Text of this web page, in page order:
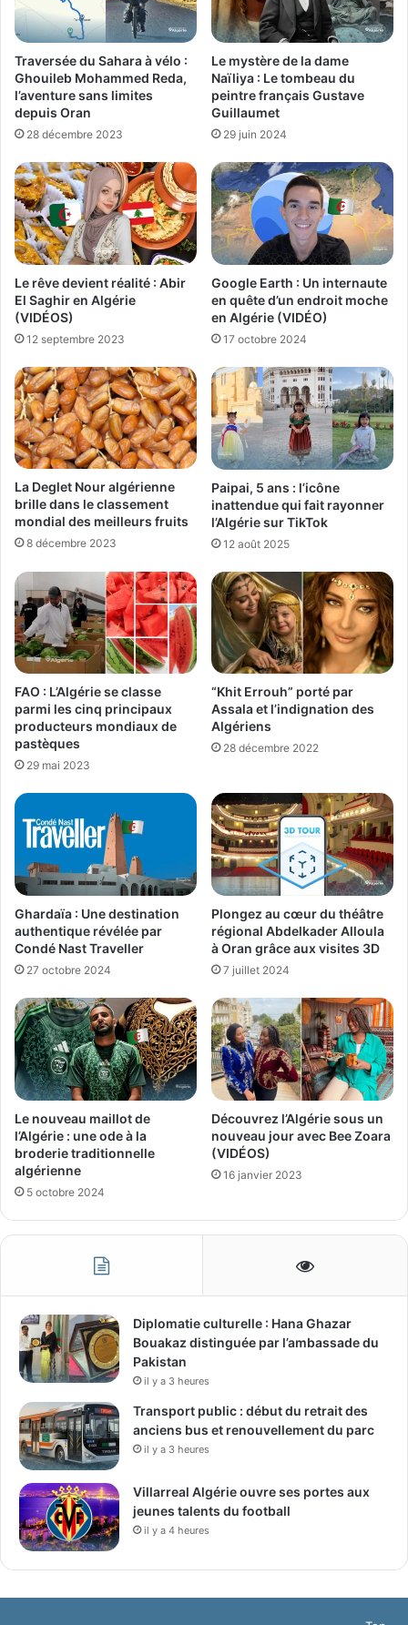
Traversée du Sahara à vélo :
Ghouileb Mohammed Reda,
l’aventure sans limites
depuis Oran
28 décembre 2023
Le mystère de la dame
Naïliya : Le tombeau du
peintre français Gustave
Guillaumet
29 juin 2024
Le rêve devient réalité : Abir
El Saghir en Algérie
(VIDÉOS)
12 septembre 2023
Google Earth : Un internaute
en quête d’un endroit moche
en Algérie (VIDÉO)
17 octobre 2024
La Deglet Nour algérienne
brille dans le classement
mondial des meilleurs fruits
8 décembre 2023
Paipai, 5 ans : l’icône
inattendue qui fait rayonner
l’Algérie sur TikTok
12 août 2025
FAO : L’Algérie se classe
parmi les cinq principaux
producteurs mondiaux de
pastèques
29 mai 2023
“Khit Errouh” porté par
Assala et l’indignation des
Algériens
28 décembre 2022
Ghardaïa : Une destination
authentique révélée par
Condé Nast Traveller
27 octobre 2024
Plongez au cœur du théâtre
régional Abdelkader Alloula
à Oran grâce aux visites 3D
7 juillet 2024
Le nouveau maillot de
l’Algérie : une ode à la
broderie traditionnelle
algérienne
5 octobre 2024
Découvrez l’Algérie sous un
nouveau jour avec Bee Zoara
(VIDÉOS)
16 janvier 2023
Diplomatie culturelle : Hana Ghazar
Bouakaz distinguée par l’ambassade du
Pakistan
il y a 3 heures
Transport public : début du retrait des
anciens bus et renouvellement du parc
il y a 3 heures
Villarreal Algérie ouvre ses portes aux
jeunes talents du football
il y a 4 heures